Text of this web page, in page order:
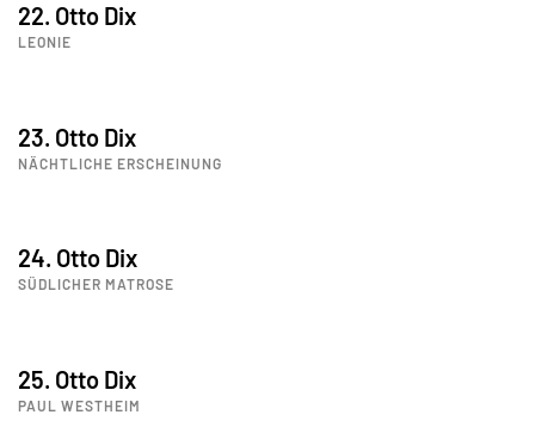
22. Otto Dix
LEONIE
23. Otto Dix
NÄCHTLICHE ERSCHEINUNG
24. Otto Dix
SÜDLICHER MATROSE
25. Otto Dix
PAUL WESTHEIM